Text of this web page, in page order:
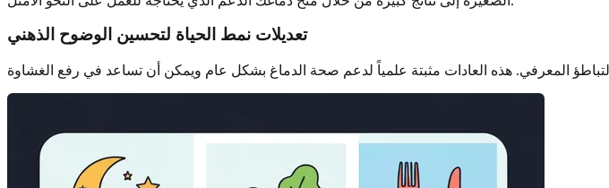
تعديلات نمط الحياة لتحسين الوضوح الذهني